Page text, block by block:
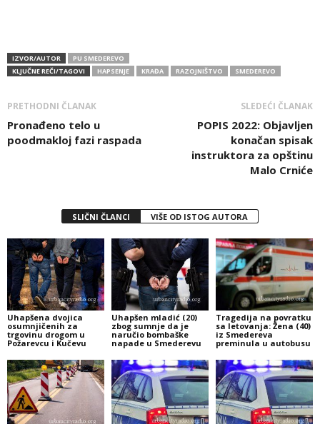
IZVOR/AUTOR
PU SMEDEREVO
KLJUČNE REČI/TAGOVI
HAPSENJE KRAĐA RAZOJNIŠTVO SMEDEREVO
PRETHODNI ČLANAK
Pronađeno telo u
poodmakloj fazi raspada
SLEDEĆI ČLANAK
POPIS 2022: Objavljen
konačan spisak
instruktora za opštinu
Malo Crniće
SLIČNI ČLANCI VIŠE OD ISTOG AUTORA
Uhapšena dvojica
osumnjičenih za
trgovinu drogom u
Požarevcu i Kučevu
Uhapšen mladić (20)
zbog sumnje da je
naručio bombaške
napade u Smederevu
Tragedija na povratku
sa letovanja: Žena (40)
iz Smedereva
preminula u autobusu